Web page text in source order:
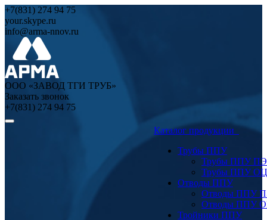
+7(831) 274 94 75
your.skype.ru
info@arma-nnov.ru
ООО «ЗАВОД ТГИ ТРУБ»
Заказать звонок
+7(831) 274 94 75
Каталог продукции
Трубы ППУ
Трубы ППУ ПЭ
Трубы ППУ ОЦ
Отводы ППУ
Отводы ППУ
Отводы ППУ
Тройники ППУ